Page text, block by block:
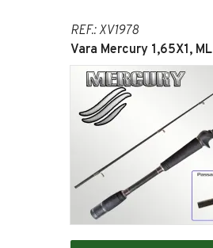
REF.: XV1978
Vara Mercury 1,65X1, ML